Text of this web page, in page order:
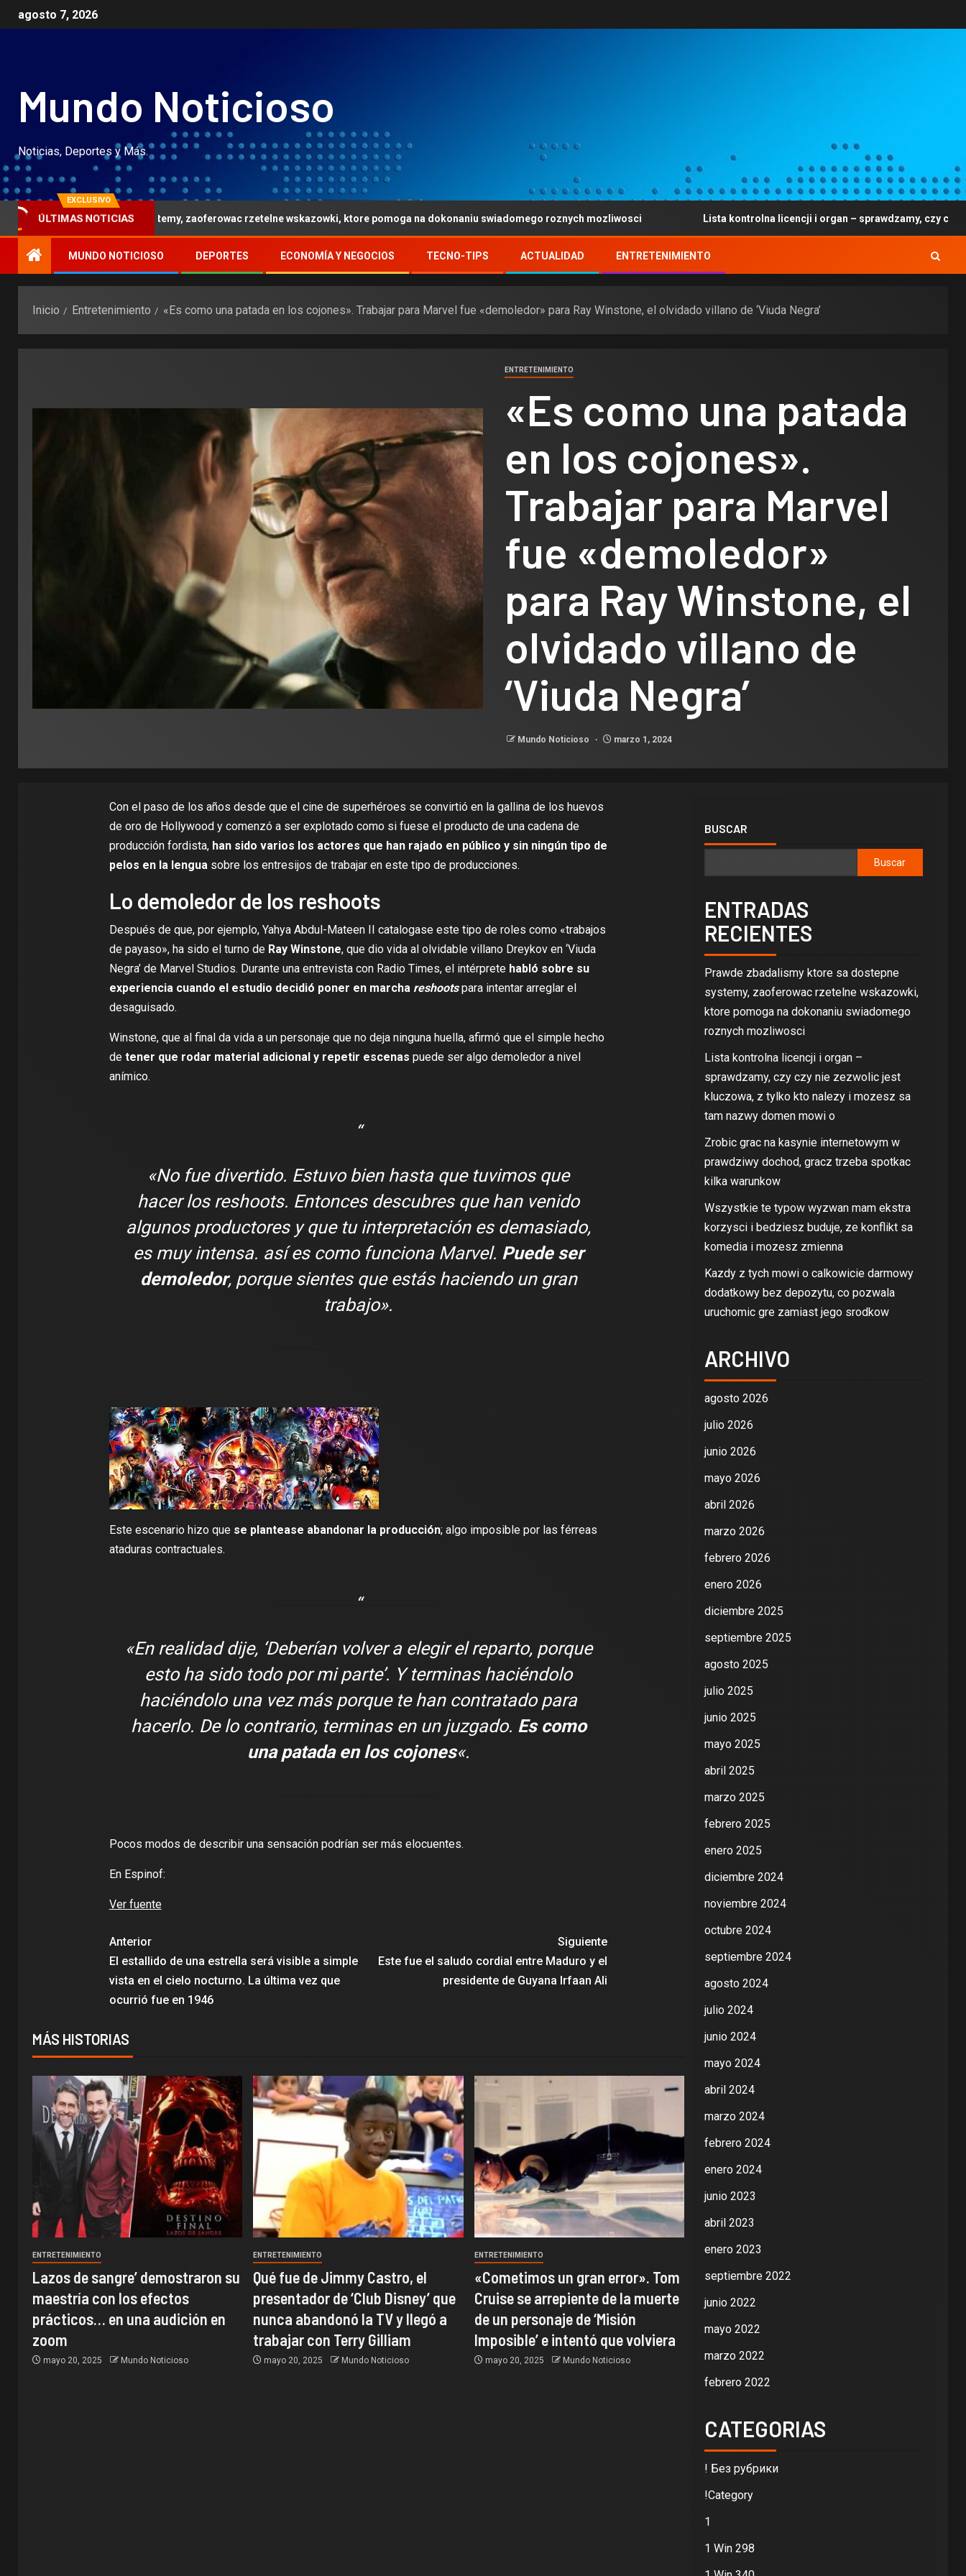
agosto 7, 2026
Mundo Noticioso
Noticias, Deportes y Más.
EXCLUSIVO
ÚLTIMAS NOTICIAS
sa dostepne systemy, zaoferowac rzetelne wskazowki, ktore pomoga na dokonaniu swiadomego roznych mozliwosci Lista kontrolna licencji i organ – sprawdzamy, czy czy nie zezwolic
MUNDO NOTICIOSO DEPORTES ECONOMÍA Y NEGOCIOS TECNO-TIPS ACTUALIDAD ENTRETENIMIENTO
Inicio Entretenimiento «Es como una patada en los cojones». Trabajar para Marvel fue «demoledor» para Ray Winstone, el olvidado villano de ‘Viuda Negra’
ENTRETENIMIENTO
«Es como una patada
en los cojones».
Trabajar para Marvel
fue «demoledor»
para Ray Winstone, el
olvidado villano de
‘Viuda Negra’
Mundo Noticioso marzo 1, 2024
Con el paso de los años desde que el cine de superhéroes se convirtió en la gallina de los huevos
de oro de Hollywood y comenzó a ser explotado como si fuese el producto de una cadena de
producción fordista, han sido varios los actores que han rajado en público y sin ningún tipo de
pelos en la lenguasobre los entresijos de trabajar en este tipo de producciones.
Lo demoledor de los reshoots
Después de que, por ejemplo, Yahya Abdul-Mateen II catalogase este tipo de roles como «trabajos
de payaso», ha sido el turno de Ray Winstone, que dio vida al olvidable villano Dreykov en ‘Viuda
Negra’de Marvel Studios. Durante una entrevista con Radio Times, el intérprete habló sobre su
experiencia cuando el estudio decidió poner en marcha reshootspara intentar arreglar el
desaguisado.
Winstone, que al final da vida a un personaje que no deja ninguna huella, afirmó que el simple hecho
de tener que rodar material adicional y repetir escenas puede ser algo demoledor a nivel
anímico.
«No fue divertido. Estuvo bien hasta que tuvimos que
hacer los reshoots. Entonces descubres que han venido
algunos productores y que tu interpretación es demasiado,
es muy intensa. así es como funciona Marvel. Puede ser
demoledor, porque sientes que estás haciendo un gran
trabajo».
Este escenario hizo que se plantease abandonar la producción; algo imposible por las férreas
ataduras contractuales.
«En realidad dije, ‘Deberían volver a elegir el reparto, porque
esto ha sido todo por mi parte’. Y terminas haciéndolo
haciéndolo una vez más porque te han contratado para
hacerlo. De lo contrario, terminas en un juzgado. Es como
una patada en los cojones«.
Pocos modos de describir una sensación podrían ser más elocuentes.
En Espinof:
Ver fuente
Anterior
El estallido de una estrella será visible a simple
vista en el cielo nocturno. La última vez que
ocurrió fue en 1946
Siguiente
Este fue el saludo cordial entre Maduro y el
presidente de Guyana Irfaan Ali
MÁS HISTORIAS
ENTRETENIMIENTO
Lazos de sangre’ demostraron su
maestría con los efectos
prácticos… en una audición en
zoom
mayo 20, 2025 Mundo Noticioso
ENTRETENIMIENTO
Qué fue de Jimmy Castro, el
presentador de ‘Club Disney’ que
nunca abandonó la TV y llegó a
trabajar con Terry Gilliam
mayo 20, 2025 Mundo Noticioso
ENTRETENIMIENTO
«Cometimos un gran error». Tom
Cruise se arrepiente de la muerte
de un personaje de ‘Misión
Imposible’ e intentó que volviera
mayo 20, 2025 Mundo Noticioso
BUSCAR
Buscar
ENTRADAS
RECIENTES
Prawde zbadalismy ktore sa dostepne
systemy, zaoferowac rzetelne wskazowki,
ktore pomoga na dokonaniu swiadomego
roznych mozliwosci
Lista kontrolna licencji i organ –
sprawdzamy, czy czy nie zezwolic jest
kluczowa, z tylko kto nalezy i mozesz sa
tam nazwy domen mowi o
Zrobic grac na kasynie internetowym w
prawdziwy dochod, gracz trzeba spotkac
kilka warunkow
Wszystkie te typow wyzwan mam ekstra
korzysci i bedziesz buduje, ze konflikt sa
komedia i mozesz zmienna
Kazdy z tych mowi o calkowicie darmowy
dodatkowy bez depozytu, co pozwala
uruchomic gre zamiast jego srodkow
ARCHIVO
agosto 2026
julio 2026
junio 2026
mayo 2026
abril 2026
marzo 2026
febrero 2026
enero 2026
diciembre 2025
septiembre 2025
agosto 2025
julio 2025
junio 2025
mayo 2025
abril 2025
marzo 2025
febrero 2025
enero 2025
diciembre 2024
noviembre 2024
octubre 2024
septiembre 2024
agosto 2024
julio 2024
junio 2024
mayo 2024
abril 2024
marzo 2024
febrero 2024
enero 2024
junio 2023
abril 2023
enero 2023
septiembre 2022
junio 2022
mayo 2022
marzo 2022
febrero 2022
CATEGORIAS
! Без рубрики
!Category
1
1 Win 298